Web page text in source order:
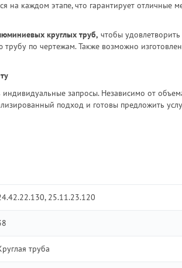
на каждом этапе, что гарантирует отличные
круглых труб, чтобы
по чертежам. Также возможно
запросы. Независимо от
подход и готовы предложить
25.11.23.120
труба